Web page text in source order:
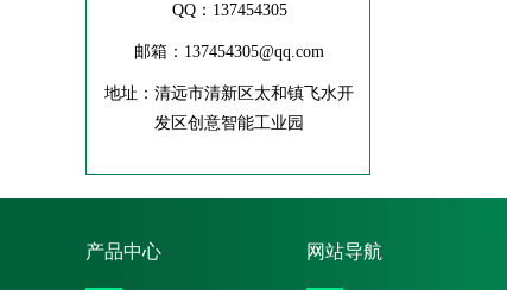
QQ：137454305
邮箱：137454305@qq.com
地址：清远市清新区太和镇飞水开
发区创意智能工业园
产品中心 网站导航